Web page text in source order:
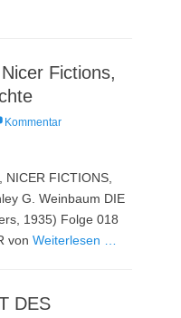
Fictions,
Kommentar
FICTIONS,
G. Weinbaum DIE
1935) Folge 018
von Weiterlesen …
DES